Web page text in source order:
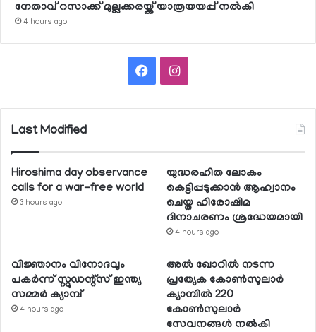
നേതാവ് റസാക്ക് മുല്ലക്കരയ്ക്ക് യാത്രയയപ്പ് നല്‍കി
4 hours ago
FacebookInstagram
Last Modified
Hiroshima day observance
calls for a war-free world
3 hours ago
യുദ്ധരഹിത ലോകം
കെട്ടിപ്പടുക്കാന്‍ ആഹ്വാനം
ചെയ്ത ഹിരോഷിമ
ദിനാചരണം ശ്രദ്ധേയമായി
4 hours ago
വിജ്ഞാനം വിനോദവും
പകര്‍ന്ന് സ്റ്റുഡന്റ്‌സ് ഇന്ത്യ
സമ്മര്‍ ക്യാമ്പ്
4 hours ago
അല്‍ ഖോറില്‍ നടന്ന
പ്രത്യേക കോണ്‍സുലാര്‍
ക്യാമ്പില്‍ 220
കോണ്‍സുലാര്‍
സേവനങ്ങള്‍ നല്‍കി